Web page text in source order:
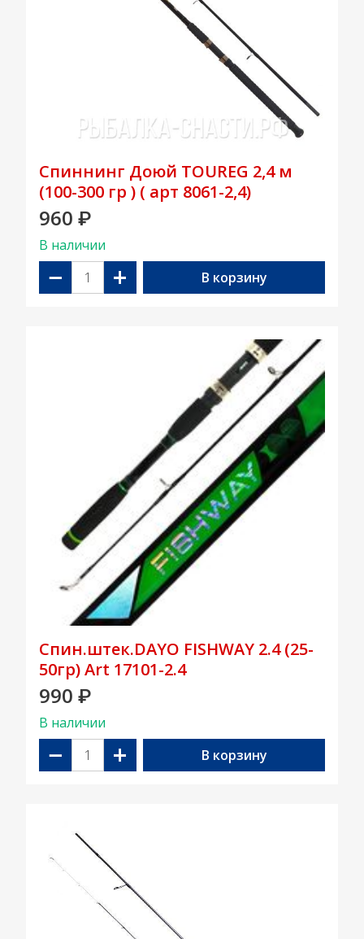
Спиннинг Доюй TOUREG 2,4 м
(100-300 гр ) ( арт 8061-2,4)
960 ₽
В наличии
− + В корзину
Спин.штек.DAYO FISHWAY 2.4 (25-
50гр) Art 17101-2.4
990 ₽
В наличии
− + В корзину